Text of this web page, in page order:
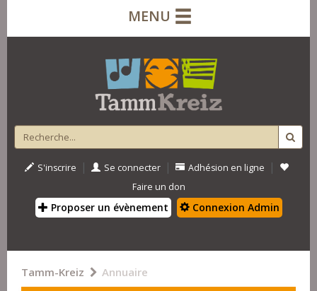
MENU
S'inscrire | Se connecter | Adhésion en ligne |
Faire un don
Proposer un évènement Connexion Admin
Tamm-Kreiz Annuaire